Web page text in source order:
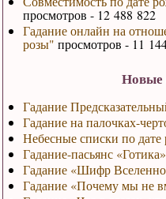
просмотров - 12 488 822
Гадание онлайн на
розы" просмотров - 11
Новые
Гадание
Гадание на палочках-
Небесные списки по
Гадание-пасьянс «Готика»
Гадание «Шифр
Гадание «Почему мы не